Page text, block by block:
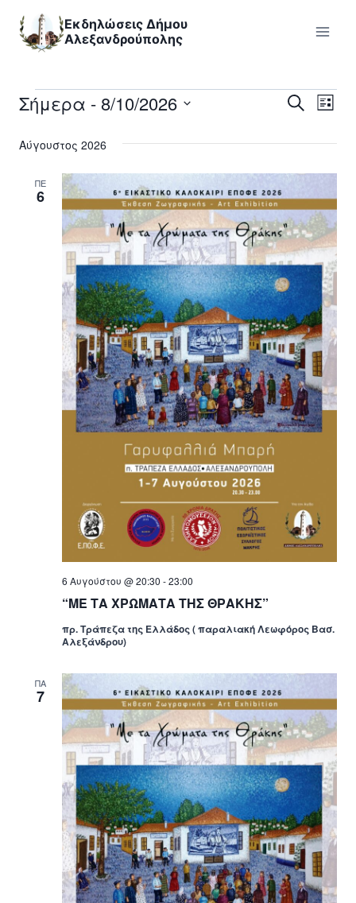
content
Εκδηλώσεις Δήμου
Αλεξανδρούπολης
Εκδηλώσεις
and
Views
Αναζήτηση
Λίστα
Σήμερα - 8/10/2026
ημερομηνία
Αύγουστος 2026
ΠΕ
6
“ΜΕ ΤΑ ΧΡΩΜΑΤΑ ΤΗΣ ΘΡΑΚΗΣ”
6 Αυγούστου @ 20:30 -23:00
πρ. Τράπεζα της Ελλάδος ( παραλιακή Λεωφόρος Βασ.
Αλεξάνδρου)
ΠΑ
7